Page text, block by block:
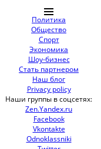
Политика
Общество
Спорт
Экономика
Шоу-бизнес
Стать партнером
Наш блог
Privacy policy
Наши группы в соцсетях:
Zen.Yandex.ru
Facebook
Vkontakte
Odnoklassniki